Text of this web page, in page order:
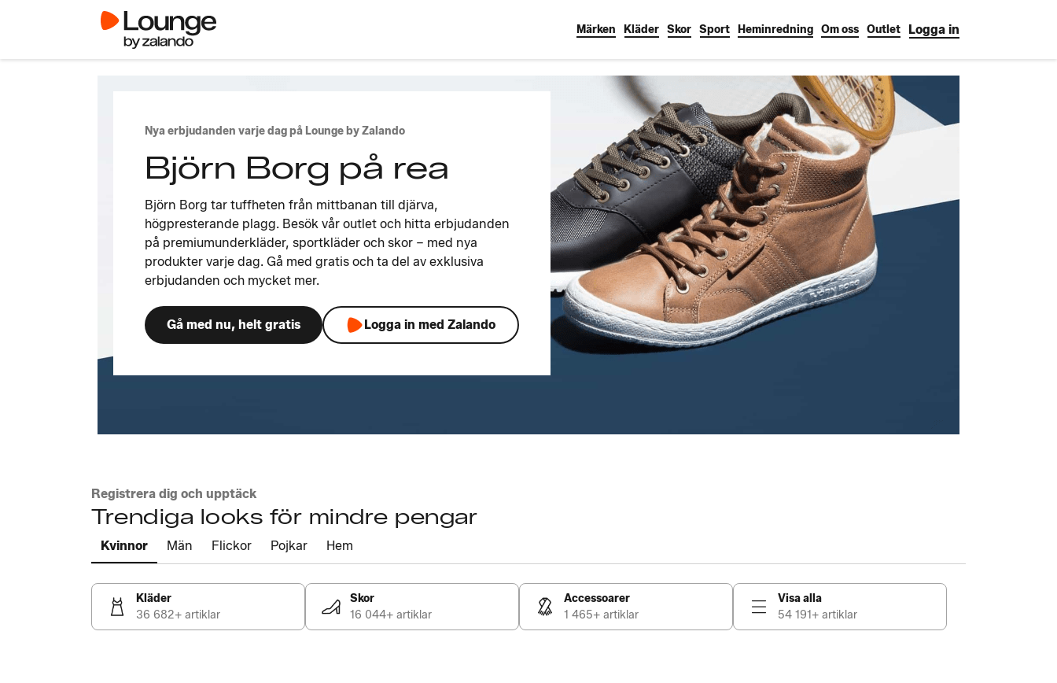
Märken Kläder Skor Sport Heminredning Om oss Outlet Logga in
Nya erbjudanden varje dag på Lounge by Zalando
Björn Borg på rea
Björn Borg tar tuffheten från mittbanan till djärva,
högpresterande plagg. Besök vår outlet och hitta erbjudanden
på premiumunderkläder, sportkläder och skor – med nya
produkter varje dag. Gå med gratis och ta del av exklusiva
erbjudanden och mycket mer.
Gå med nu, helt gratis Logga in med Zalando
Registrera dig och upptäck
Trendiga looks för mindre pengar
Kvinnor Män Flickor Pojkar Hem
Kläder
36 682+ artiklar
Skor
16 044+ artiklar
Accessoarer
1 465+ artiklar
Visa alla
54 191+ artiklar